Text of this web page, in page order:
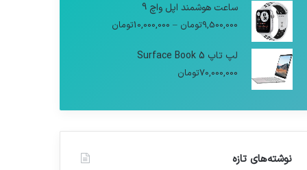
ساعت هوشمند اپل واچ 9
9,500,000تومان –
10,000,000تومان
لپ تاپ Surface Book 5
70,000,000تومان
نوشته‌های تازه